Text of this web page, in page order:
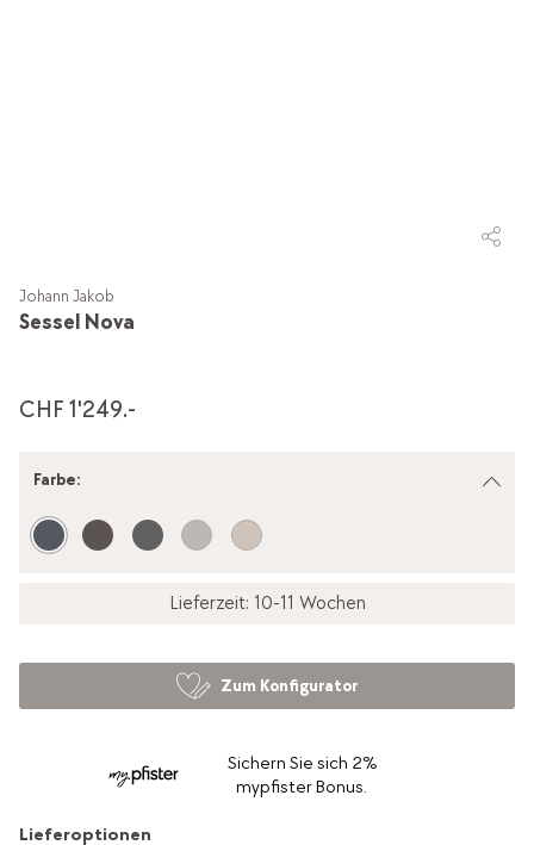
Sessel Nova
Johann Jakob
CHF 1'249.-
Farbe:
Lieferzeit: 10-11 Wochen
Sichern Sie sich 2%
mypfister Bonus.
Zum Konfigurator
Lieferoptionen